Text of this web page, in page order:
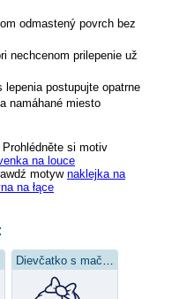
odmastený povrch bez
nechcenom prilepenie už
postupujte opatrne
namáhané miesto
si motiv
na louce
motyw naklejka na
na łące
Dievčatko s mačkou